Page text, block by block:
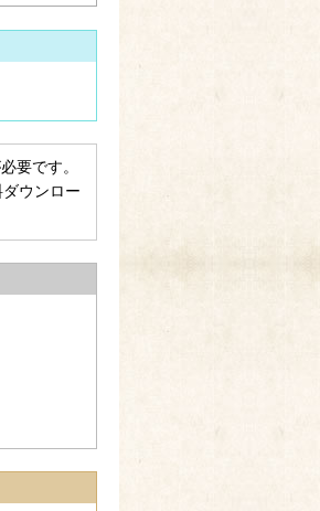
要です。
ダウンロー